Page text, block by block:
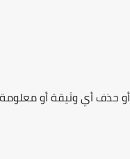
أو حذف أي وثيقة أو